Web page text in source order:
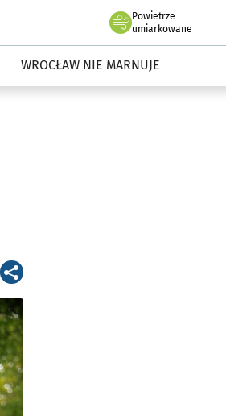
Powietrze
we Wrocławiu
umiarkowane
WROCŁAW NIE MARNUJE